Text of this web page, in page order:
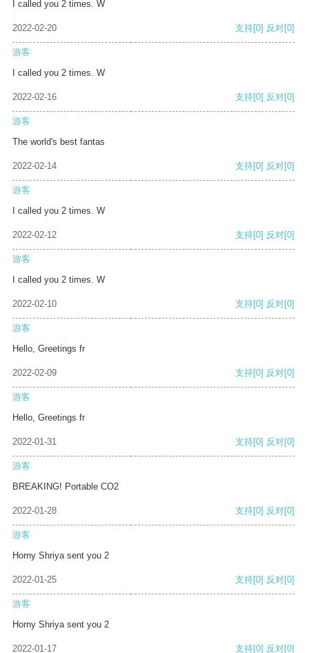
I called you 2 times. W
2022-02-20 支持[0] 反对[0]
游客
I called you 2 times. W
2022-02-16 支持[0] 反对[0]
游客
The world's best fantas
2022-02-14 支持[0] 反对[0]
游客
I called you 2 times. W
2022-02-12 支持[0] 反对[0]
游客
I called you 2 times. W
2022-02-10 支持[0] 反对[0]
游客
Hello, Greetings fr
2022-02-09 支持[0] 反对[0]
游客
Hello, Greetings fr
2022-01-31 支持[0] 反对[0]
游客
BREAKING! Portable CO2
2022-01-28 支持[0] 反对[0]
游客
Horny Shriya sent you 2
2022-01-25 支持[0] 反对[0]
游客
Horny Shriya sent you 2
2022-01-17 支持[0] 反对[0]